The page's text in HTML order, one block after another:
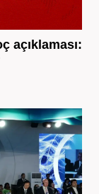
açıklaması: